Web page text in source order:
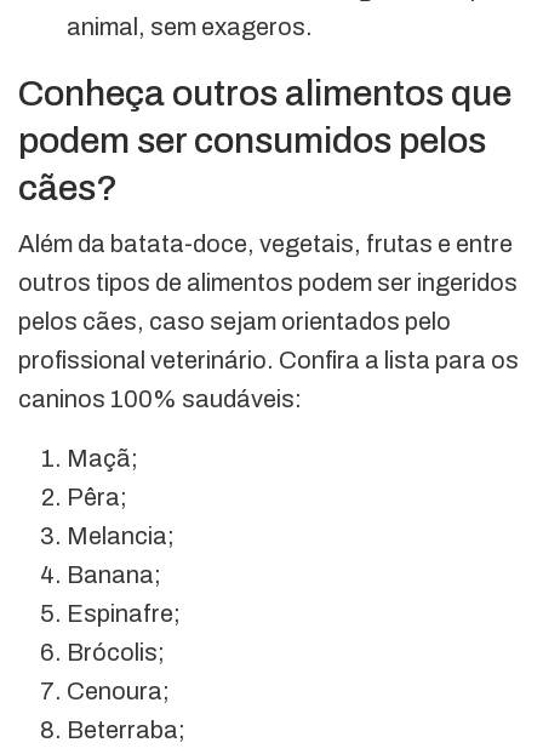
animal, sem exageros.
Conheça outros alimentos que
podem ser consumidos pelos
cães?
Além da batata-doce, vegetais, frutas e entre
outros tipos de alimentos podem ser ingeridos
pelos cães, caso sejam orientados pelo
profissional veterinário. Confira a lista para os
caninos 100% saudáveis:
Maçã;
Pêra;
Melancia;
Banana;
Espinafre;
Brócolis;
Cenoura;
Beterraba;